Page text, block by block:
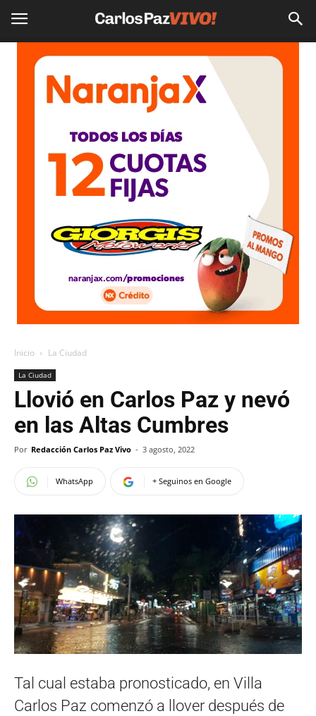
Inicio La Ciudad
La Ciudad
Llovió en Carlos Paz y nevó
en las Altas Cumbres
Por Redacción Carlos Paz Vivo - 3 agosto, 2022
WhatsApp + Seguinos en Google
Tal cual estaba pronosticado, en Villa
Carlos Paz comenzó a llover después de